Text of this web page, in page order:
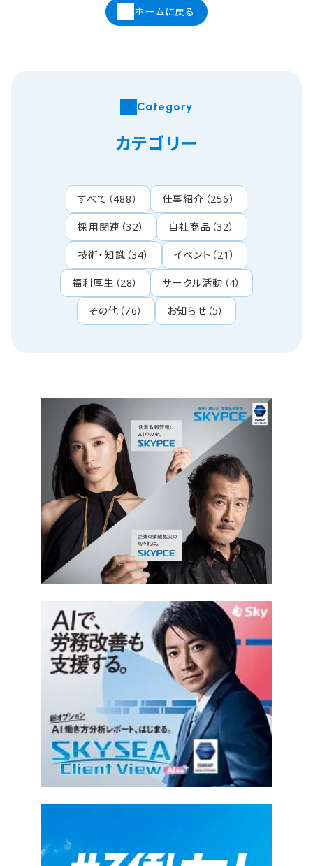
ホームに戻る
Category
カテゴリー
すべて （488） 仕事紹介 （256）
採用関連 （32） 自社商品 （32）
技術・知識 （34） イベント （21）
福利厚生 （28） サークル活動 （4）
その他 （76） お知らせ （5）